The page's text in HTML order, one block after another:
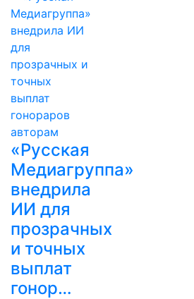
«Русская
Медиагруппа»
внедрила
ИИ для
прозрачных
и точных
выплат
гонор…